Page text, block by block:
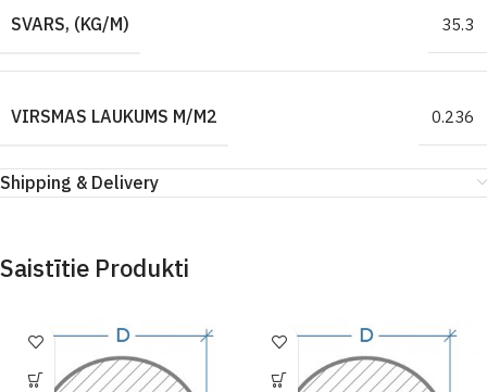
SVARS, (KG/M) 35.3
VIRSMAS LAUKUMS M/M2 0.236
Shipping & Delivery
Saistītie Produkti